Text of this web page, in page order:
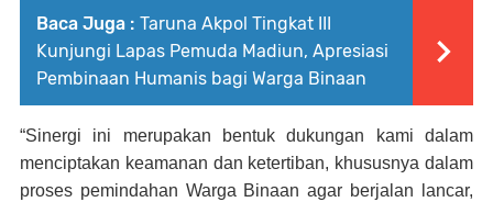
Baca Juga : Taruna Akpol Tingkat III
Kunjungi Lapas Pemuda Madiun, Apresiasi
Pembinaan Humanis bagi Warga Binaan
“Sinergi ini merupakan bentuk dukungan kami dalam
menciptakan keamanan dan ketertiban, khususnya dalam
proses pemindahan Warga Binaan agar berjalan lancar,